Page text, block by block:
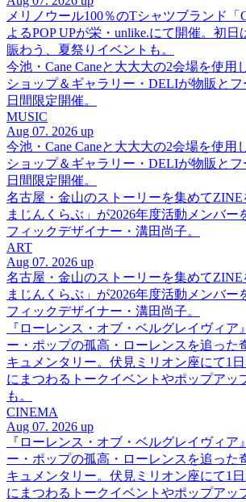
メリノウール100％のTシャツブランド「
よるPOP UPが栄・unlike.にて開催。初
賑わう、夏祭りイベントも。
今池・Cane Caneと大大大の2会場を使用
ショップ＆ギャラリー・DELIが物販とフ
日間限定開催。
MUSIC
Aug 07. 2026 up
今池・Cane Caneと大大大の2会場を使用
ショップ＆ギャラリー・DELIが物販とフ
日間限定開催。
名古屋・金山のストーリーを集めて
まじんくらぶ」が2026年度活動メンバー
フィックデザイナー・溝田尚子。
ART
Aug 07. 2026 up
名古屋・金山のストーリーを集めて
まじんくらぶ」が2026年度活動メンバー
フィックデザイナー・溝田尚子。
『ローレンス・オブ・ベルグレイヴィア
ー・ポップの孤高・ローレンスを追った
キュメンタリー。伏見ミリオン座にて1
にまつわるトークイベントやポップアッ
も。
CINEMA
Aug 07. 2026 up
『ローレンス・オブ・ベルグレイヴィア
ー・ポップの孤高・ローレンスを追った
キュメンタリー。伏見ミリオン座にて1
にまつわるトークイベントやポップアッ